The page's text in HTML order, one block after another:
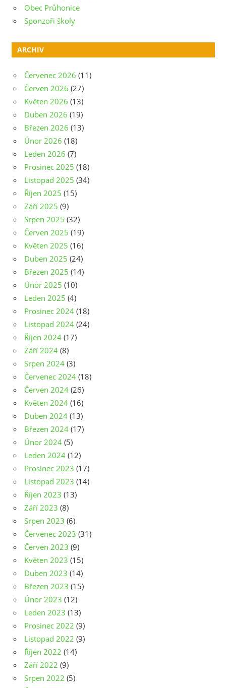
Obec Průhonice
Sponzoři školy
ARCHIV
Červenec 2026 (11)
Červen 2026 (27)
Květen 2026 (13)
Duben 2026 (19)
Březen 2026 (13)
Únor 2026 (18)
Leden 2026 (7)
Prosinec 2025 (18)
Listopad 2025 (34)
Říjen 2025 (15)
Září 2025 (9)
Srpen 2025 (32)
Červen 2025 (19)
Květen 2025 (16)
Duben 2025 (24)
Březen 2025 (14)
Únor 2025 (10)
Leden 2025 (4)
Prosinec 2024 (18)
Listopad 2024 (24)
Říjen 2024 (17)
Září 2024 (8)
Srpen 2024 (3)
Červenec 2024 (18)
Červen 2024 (26)
Květen 2024 (16)
Duben 2024 (13)
Březen 2024 (17)
Únor 2024 (5)
Leden 2024 (12)
Prosinec 2023 (17)
Listopad 2023 (14)
Říjen 2023 (13)
Září 2023 (8)
Srpen 2023 (6)
Červenec 2023 (31)
Červen 2023 (9)
Květen 2023 (15)
Duben 2023 (14)
Březen 2023 (15)
Únor 2023 (12)
Leden 2023 (13)
Prosinec 2022 (9)
Listopad 2022 (9)
Říjen 2022 (14)
Září 2022 (9)
Srpen 2022 (5)